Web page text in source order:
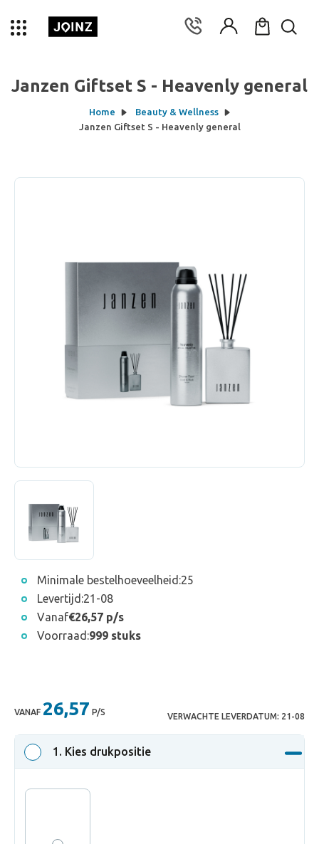
Janzen Giftset S - Heavenly general
Home
Beauty & Wellness
Janzen Giftset S - Heavenly general
Minimale bestelhoeveelheid:25
Levertijd:21-08
Vanaf€26,57 p/s
Voorraad:999 stuks
VANAF 26,57 P/S VERWACHTE LEVERDATUM: 21-08
1 . Kies drukpositie